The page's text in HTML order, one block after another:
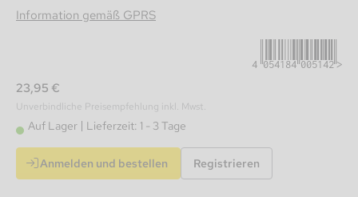
Information gemäß GPRS
4054184005142
23,95 €
Unverbindliche Preisempfehlung inkl. Mwst.
Auf Lager Lieferzeit: 1 - 3 Tage
Anmelden und bestellen Registrieren